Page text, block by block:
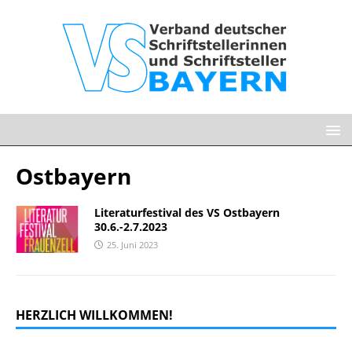
Ostbayern
Literaturfestival des VS Ostbayern
30.6.-2.7.2023
25. Juni 2023
HERZLICH WILLKOMMEN!